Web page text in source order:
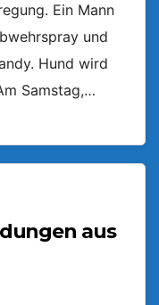
Ein Mann
und
Hund wird
Samstag,…
aus